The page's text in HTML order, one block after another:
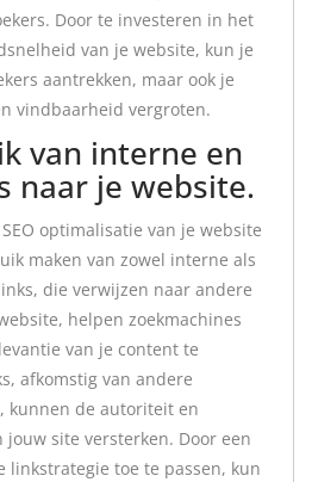
Door te investeren in het
van je website, kun je
aantrekken, maar ook je
vindbaarheid vergroten.
van interne en
naar je website.
optimalisatie van je website
maken van zowel interne als
die verwijzen naar andere
helpen zoekmachines
van je content te
afkomstig van andere
kunnen de autoriteit en
site versterken. Door een
linkstrategie toe te passen, kun